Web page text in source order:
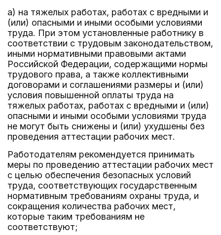
а) на тяжелых работах, работах с вредными и
(или) опасными и иными особыми условиями
труда. При этом установленные работнику в
соответствии с трудовым законодательством,
иными нормативными правовыми актами
Российской Федерации, содержащими нормы
трудового права, а также коллективными
договорами и соглашениями размеры и (или)
условия повышенной оплаты труда на
тяжелых работах, работах с вредными и (или)
опасными и иными особыми условиями труда
не могут быть снижены и (или) ухудшены без
проведения аттестации рабочих мест.
Работодателям рекомендуется принимать
меры по проведению аттестации рабочих мест
с целью обеспечения безопасных условий
труда, соответствующих государственным
нормативным требованиям охраны труда, и
сокращения количества рабочих мест,
которые таким требованиям не
соответствуют;